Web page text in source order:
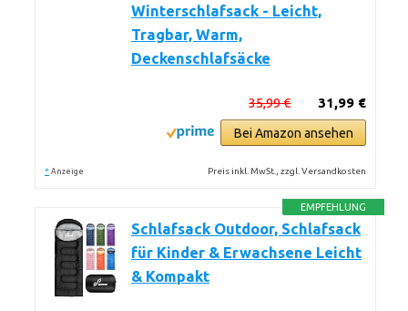
Winterschlafsack - Leicht,
Tragbar, Warm,
Deckenschlafsäcke
31,99 €
35,99 €
Bei Amazon ansehen
* Anzeige Preis inkl. MwSt., zzgl. Versandkosten
EMPFEHLUNG
Schlafsack Outdoor, Schlafsack
für Kinder & Erwachsene Leicht
& Kompakt